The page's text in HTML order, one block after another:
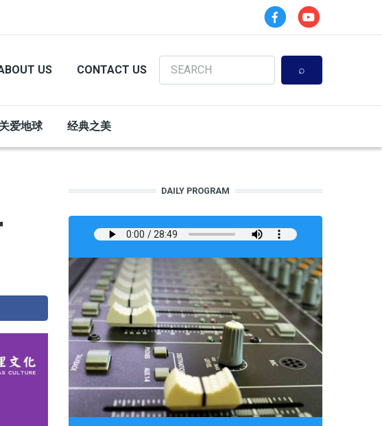
US CONTACT US
Search
关爱地球 经典之美
DAILY PROGRAM